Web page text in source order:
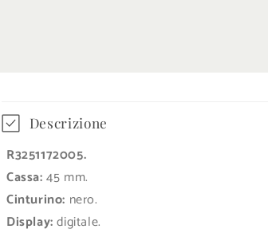
C
o
n
t
e
Descrizione
R3251172005.
Cassa:45 mm.
Cinturino: nero.
Display:digitale.